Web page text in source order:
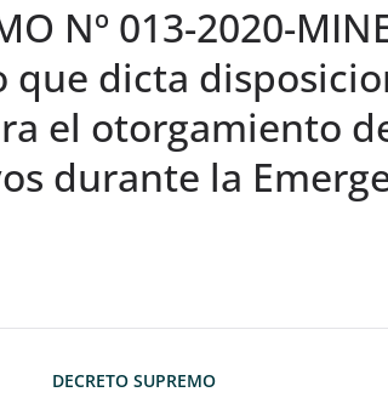
Nº 013-2020-
que dicta
el otorgamiento
durante la
DECRETO SUPREMO